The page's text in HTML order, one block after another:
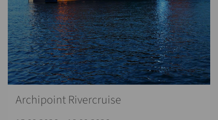
Archipoint Rivercruise